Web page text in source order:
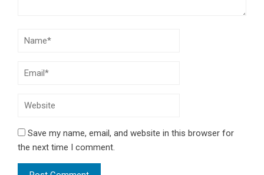
Save my name, email, and website in this browser for
the next time I comment.